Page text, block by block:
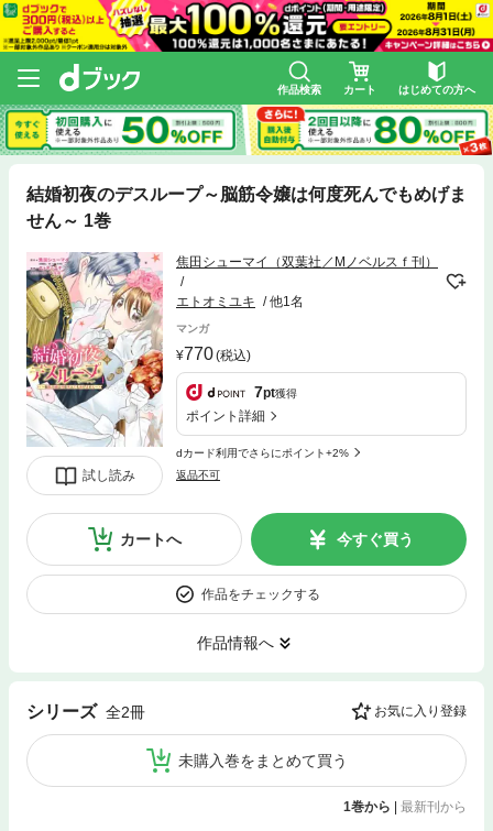
作品検索 カート はじめての方へ
結婚初夜のデスループ～脳筋令嬢は何度死んでもめげま
せん～ 1巻
試し読み
焦田シューマイ（双葉社／Mノベルスｆ刊）
エトオミユキ 他1名
マンガ
770(税込)
7pt獲得
ポイント詳細
dカード利用でさらにポイント+2%
返品不可
カートへ 今すぐ買う
作品をチェックする
作品情報へ
シリーズ 全2冊 お気に入り登録
未購入巻をまとめて買う
1巻から | 最新刊から